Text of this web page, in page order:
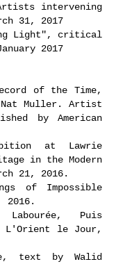
intervening
31, 2017
Light", critical
2017
of the Time,
Nat Muller. Artist
by American
at Lawrie
in the Modern
21, 2016.
of Impossible
2016.
Puis
L'Orient le Jour,
text by Walid